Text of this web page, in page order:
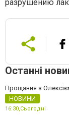
разрушению
Останні
Прощання з
НОВИНИ
16:30,Сьогодні